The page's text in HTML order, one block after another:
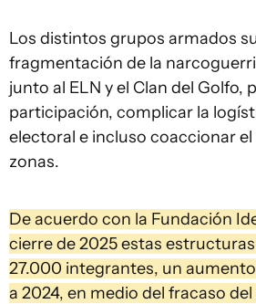
Los distintos grupos armados
fragmentación de la
junto al ELN y el Clan del Golfo,
participación, complicar la
electoral e incluso coaccionar
zonas.
De acuerdo con la Fundación
cierre de 2025 estas
27.000 integrantes, un
a 2024, en medio del fracaso